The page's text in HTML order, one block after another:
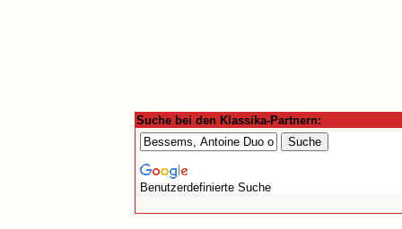
Suche bei den Klassika-Partnern:
Benutzerdefinierte Suche